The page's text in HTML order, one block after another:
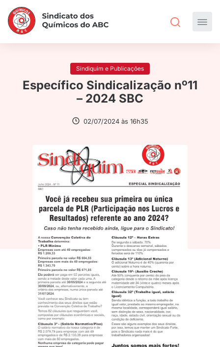
Sindiquim e Publicações
Específico Sindicalização nº11
– 2024 SBC
02/07/2024 às 16h35